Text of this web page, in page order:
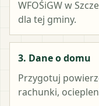
WFOŚiGW w
dla tej gminy.
3. Dane o domu
Przygotuj
rachunki,